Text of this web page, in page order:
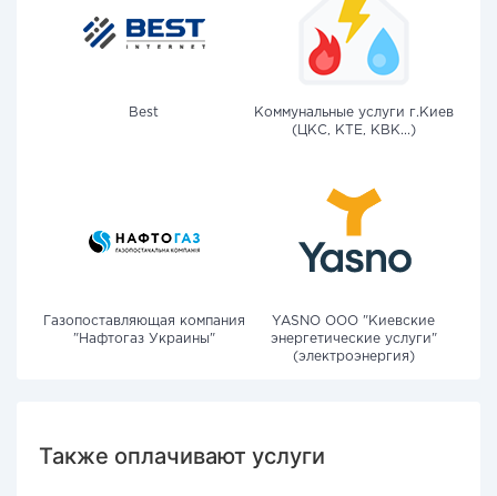
Best
Коммунальные услуги г.Киев
(ЦКС, КТЕ, КВК...)
Газопоставляющая компания
"Нафтогаз Украины"
YASNO OOO "Киевские
энергетические услуги"
(электроэнергия)
Также оплачивают услуги